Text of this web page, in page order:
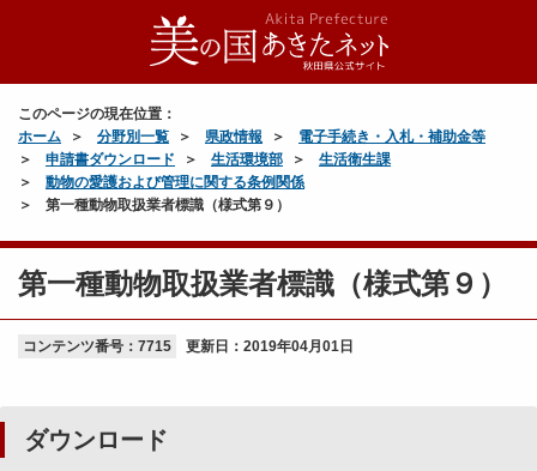
このページの現在位置：
ホーム
分野別一覧 県政情報
電子手続き・入札・補助金等
申請書ダウンロード
生活環境部
生活衛生課
動物の愛護および管理に関する条例関係
第一種動物取扱業者標識（様式第９）
第一種動物取扱業者標識（様式第９）
コンテンツ番号：7715 更新日： 2019年04月01日
ダウンロード